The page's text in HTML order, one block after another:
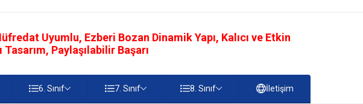
Uyumlu, Ezberi Bozan Dinamik Yapı, Kalıcı ve Etkin
Paylaşılabilir Başarı
6. Sınıf 7. Sınıf 8. Sınıf İletişim